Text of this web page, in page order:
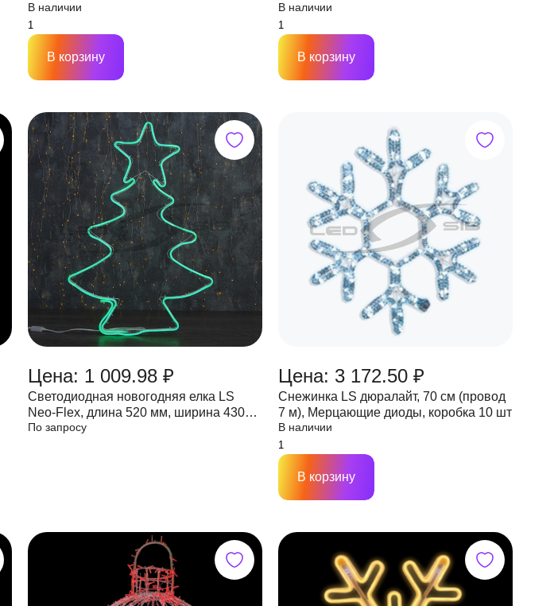
В наличии
В корзину
белый высота 1,35 м
В наличии
В корзину
Цена: 1 009.98 ₽
Светодиодная новогодняя елка LS
Neo-Flex, длина 520 мм, ширина 430
мм
По запросу
Цена: 3 172.50 ₽
Снежинка LS дюралайт, 70 см (провод
7 м), Мерцающие диоды, коробка 10 шт
В наличии
В корзину